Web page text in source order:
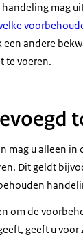
mag
een andere
te voeren.
mag u alleen
Dit geldt
om de
geeft u